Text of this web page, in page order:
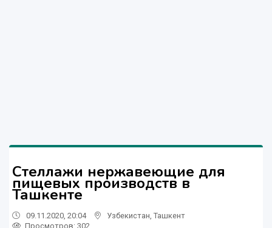
Стеллажи нержавеющие для
пищевых производств в
Ташкенте
09.11.2020, 20:04 Узбекистан Ташкент
Просмотров: 302